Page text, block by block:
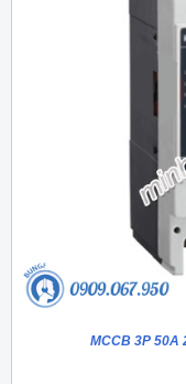
MCCB 3P 50A